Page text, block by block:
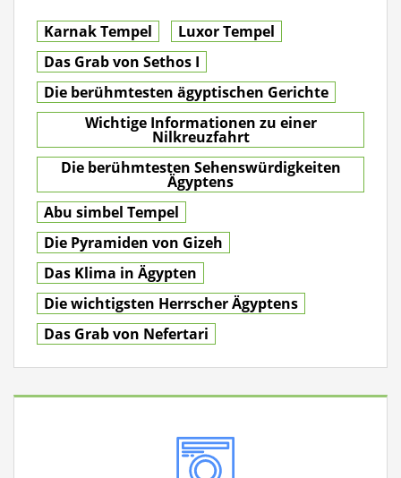
Karnak Tempel
Luxor Tempel
Das Grab von Sethos I
Die berühmtesten ägyptischen Gerichte
Wichtige Informationen zu einer
Nilkreuzfahrt
Die berühmtesten Sehenswürdigkeiten
Ägyptens
Abu simbel Tempel
Die Pyramiden von Gizeh
Das Klima in Ägypten
Die wichtigsten Herrscher Ägyptens
Das Grab von Nefertari